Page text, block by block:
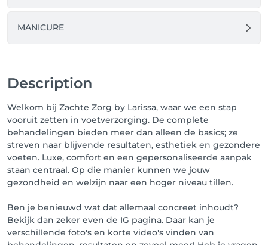
kom je terecht op je eigen Salonkee profiel en kan je
6. Zodra jouw afspraak is geboekt, ontvang je een
bevestigingsmail. Ook volgt er 24 uur voor de
afspraak een mail ter herinnering.
Annulatiebeleid: Tot 48 uur voor de afspraak kan je
jouw boeking annuleren. Onze tijd is waardevol en
Dan zijn we genoodzaakt om de gemiste
behandeling in rekening te brengen.
MANICURE
Description
Welkom bij Zachte Zorg by Larissa, waar we een stap
vooruit zetten in voetverzorging. De complete
behandelingen bieden meer dan alleen de basics; ze
streven naar blijvende resultaten, esthetiek en gezondere
voeten. Luxe, comfort en een gepersonaliseerde aanpak
staan centraal. Op die manier kunnen we jouw
gezondheid en welzijn naar een hoger niveau tillen.
Ben je benieuwd wat dat allemaal concreet inhoudt?
Bekijk dan zeker even de IG pagina. Daar kan je
verschillende foto's en korte video's vinden van